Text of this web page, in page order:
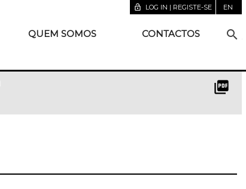
lock_open LOG IN | REGISTE-SE EN
QUEM SOMOS CONTACTOS search
picture_as_pdf